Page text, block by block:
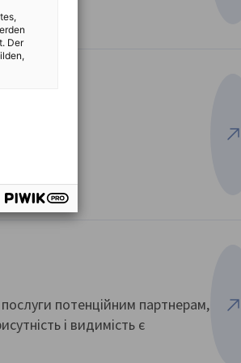
потенційним партнерам,
і видимість є
Der